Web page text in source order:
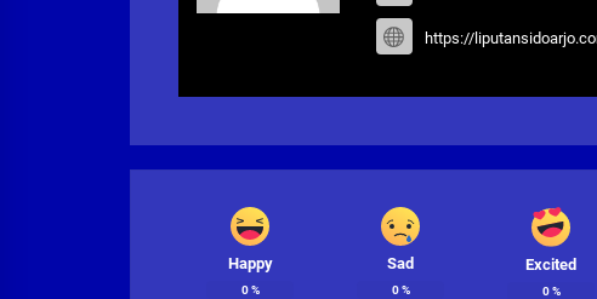
https://
Happy
0%
Sad
0%
Excited
0%